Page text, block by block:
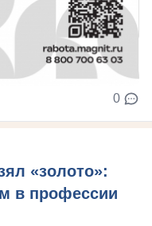
0
«золото»:
в профессии